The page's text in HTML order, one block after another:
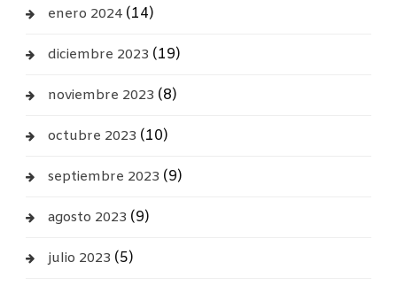
enero 2024(14)
diciembre 2023 (19)
noviembre 2023 (8)
octubre 2023 (10)
septiembre 2023 (9)
agosto 2023 (9)
julio 2023 (5)